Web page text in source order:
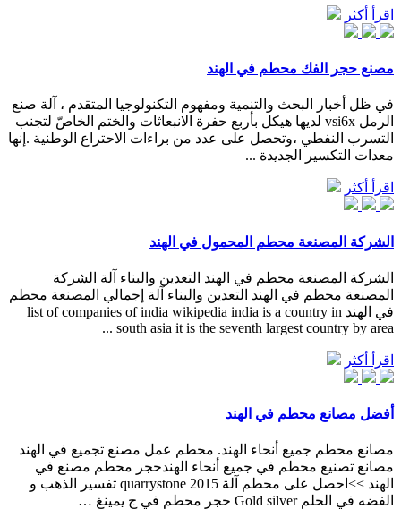
اقرأ أكثر
مصنع حجر الفك محطم في الهند
في ظل أخبار البحث والتنمية ومفهوم التكنولوجيا المتقدم ، آلة صنع
الرمل vsi6x لديها هيكل بأربع حفرة الانبعاثات والختم الخاصّ لتجنب
التسرب النفطي ،وتحصل على عدد من براءات الاحتراع الوطنية .إنها
معدات التكسير الجديدة ...
اقرأ أكثر
الشركة المصنعة محطم المحمول في الهند
الشركة المصنعة محطم في الهند التعدين والبناء آلة الشركة
المصنعة محطم في الهند التعدين والبناء آلة إجمالي المصنعة محطم
في الهند list of companies of india wikipedia india is a country in
south asia it is the seventh largest country by area ...
اقرأ أكثر
أفضل مصانع محطم في الهند
مصانع محطم جميع أنحاء الهند. محطم عمل مصنع تجميع في الهند
مصانع تصنيع محطم في جميع أنحاء الهندحجر محطم مصنع في
الهند >>احصل على محطم آلة quarrystone 2015 تفسير الذهب و
الفضه في الحلم Gold silver حجر محطم في ج يمينغ …